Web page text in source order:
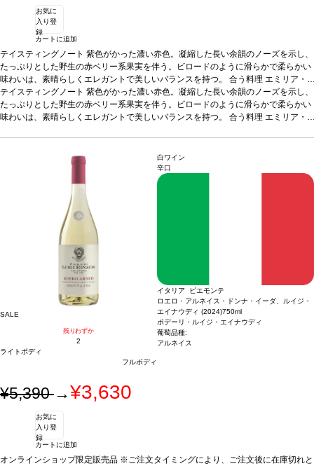
お気に
入り登
録
カートに追加
テイスティングノート 紫色がかった濃い赤色。凝縮した長い余韻のノーズを示し、
たっぷりとした野生の赤ベリー系果実を伴う。ビロードのように滑らかで柔らかい
味わいは、素晴らしくエレガントで美しいバランスを持つ。 合う料理 エミリア・
ロマーニャ料理、ハムなどの前菜、赤と白身肉などと好相性葡萄品種サンジョヴ
ェーゼ 80%、カベルネ・ソーヴィニヨン 10%、メルロー 10%*本ヴィンテージが
在庫切れの場合、在庫があり価格が同様の場合は自動的に次のヴィンテージに変更
テイスティングノート 紫色がかった濃い赤色。凝縮した長い余韻のノーズを示し、
たっぷりとした野生の赤ベリー系果実を伴う。ビロードのように滑らかで柔らかい
味わいは、素晴らしくエレガントで美しいバランスを持つ。 合う料理 エミリア・
在庫切れの場合、在庫があり価格が同様の場合は自動的に次のヴィンテージに変更
されます、ご了承ください。
SALE
残りわずか
2
ライトボディ
フルボディ
白ワイン
辛口
イタリア ピエモンテ
ロエロ・アルネイス・ドンナ・イーダ、ルイジ・
エイナウディ (2024)750ml
ポデーリ・ルイジ・エイナウディ
葡萄品種:
アルネイス
¥5,390→¥3,630
お気に
入り登
録
カートに追加
オンラインショップ限定販売品 ※ご注文タイミングにより、ご注文後に在庫切れと